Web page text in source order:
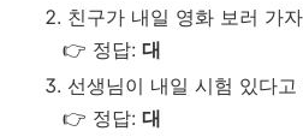
친구가 내일 영화 보러 가
👉 정답: 대
선생님이 내일 시험 있다
👉 정답: 대